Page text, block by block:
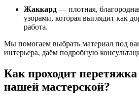
Жаккард — плотная,
узорами, которая выглядит как
работа.
Мы помогаем выбрать материал под
интерьера, даём подробную
Как проходит
нашей мастерской?